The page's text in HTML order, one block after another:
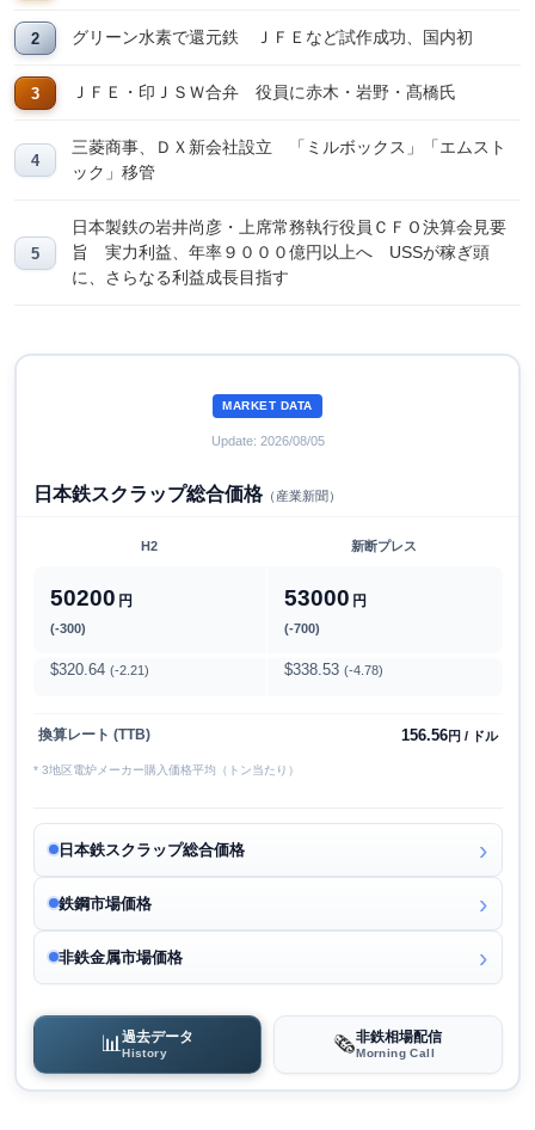
グリーン水素で還元鉄 ＪＦＥなど試作成功、国内初
ＪＦＥ・印ＪＳＷ合弁 役員に赤木・岩野・髙橋氏
三菱商事、ＤＸ新会社設立 「ミルボックス」「エムスト
ック」移管
日本製鉄の岩井尚彦・上席常務執行役員ＣＦＯ決算会見要
旨 実力利益、年率９０００億円以上へ USSが稼ぎ頭
に、さらなる利益成長目指す
MARKET DATA
Update: 2026/08/05
日本鉄スクラップ総合価格（産業新聞）
H2 新断プレス
50200 円
(-300)
53000 円
(-700)
$320.64 (-2.21) $338.53 (-4.78)
換算レート (TTB) 156.56円 / ドル
* 3地区電炉メーカー購入価格平均（トン当たり）
日本鉄スクラップ総合価格
鉄鋼市場価格
非鉄金属市場価格
📊過去データ
History 🗞️非鉄相場配信
Morning Call